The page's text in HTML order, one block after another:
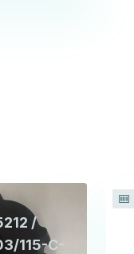
/
115-C-